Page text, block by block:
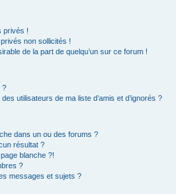
privés !
non sollicités !
de la part de quelqu’un sur ce forum !
?
utilisateurs de ma liste d’amis et d’ignorés ?
dans un ou des forums ?
résultat ?
blanche ?!
?
messages et sujets ?